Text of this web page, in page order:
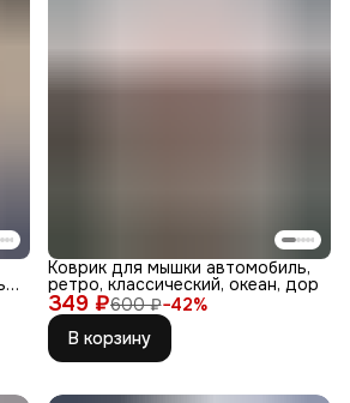
349 ₽600 ₽−42%
Коврик для мышки автомобиль,
ретро, классический, океан, дор
В корзину